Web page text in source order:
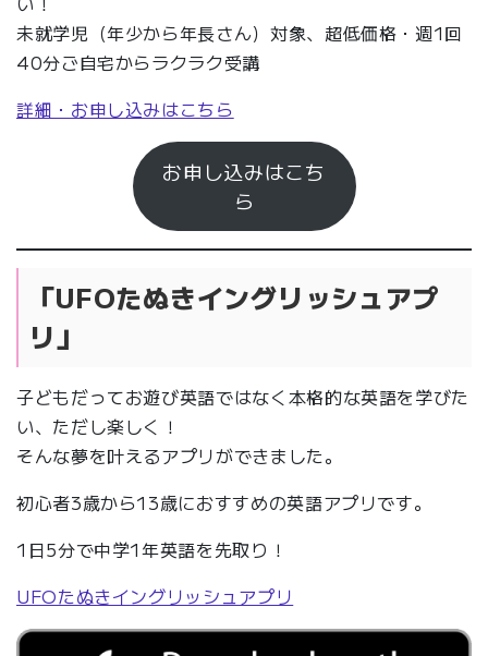
未就学児（年少から年長さん）対象、超低価格・週1回
40分ご自宅からラクラク受講
詳細・お申し込みはこちら
お申し込みはこち
ら
「UFOたぬきイングリッシュアプ
リ」
子どもだってお遊び英語ではなく本格的な英語を学びた
い、ただし楽しく！
そんな夢を叶えるアプリができました。
初心者3歳から13歳におすすめの英語アプリです。
1日5分で中学1年英語を先取り！
UFOたぬきイングリッシュアプリ